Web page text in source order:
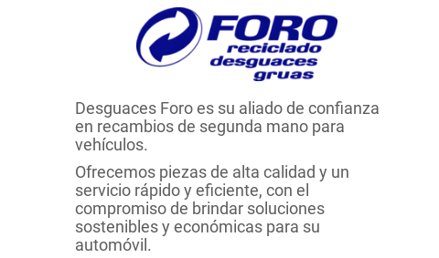
Desguaces Foro es su aliado de confianza
en recambios de segunda mano para
vehículos.
Ofrecemos piezas de alta calidad y un
servicio rápido y eficiente, con el
compromiso de brindar soluciones
sostenibles y económicas para su
automóvil.